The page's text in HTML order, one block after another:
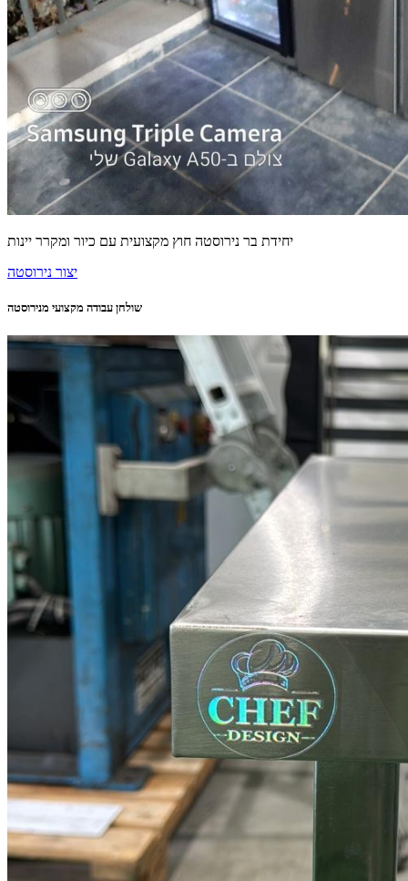
יחידת בר נירוסטה חוץ מקצועית עם כיור ומקרר יינות
יצור נירוסטה
שולחן עבודה מקצועי מנירוסטה